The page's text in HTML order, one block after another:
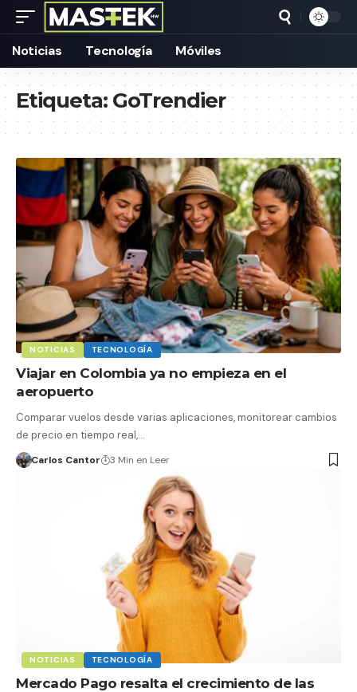
Noticias Tecnología Móviles
Etiqueta:GoTrendier
NOTICIAS TECNOLOGÍA
Viajar en Colombia ya no empieza en el
aeropuerto
Comparar vuelos desde varias aplicaciones, monitorear cambios
de precio en tiempo real,…
Carlos Cantor 3 Min en Leer
NOTICIAS TECNOLOGÍA
Mercado Pago resalta el crecimiento de las